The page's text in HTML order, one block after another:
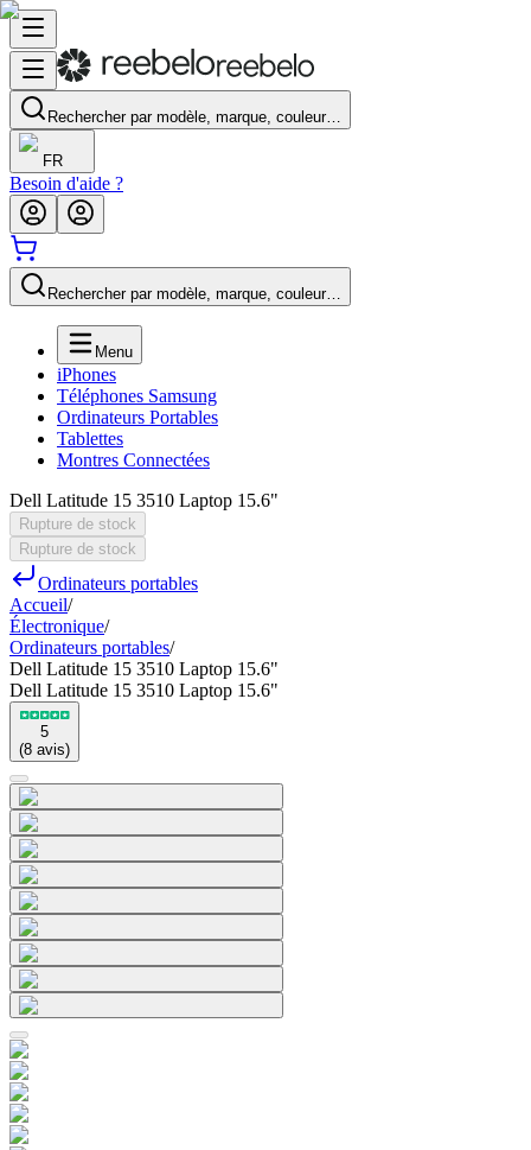
Rechercher par modèle, marque, couleur…
FR
Besoin d'aide ?
Rechercher par modèle, marque, couleur…
Menu
iPhones
Téléphones Samsung
Ordinateurs Portables
Tablettes
Montres Connectées
Dell Latitude 15 3510 Laptop 15.6"
Rupture de stock
Rupture de stock
Ordinateurs portables
Accueil/
Électronique/
Ordinateurs portables/
Dell Latitude 15 3510 Laptop 15.6"
Dell Latitude 15 3510 Laptop 15.6"
5
(8 avis)